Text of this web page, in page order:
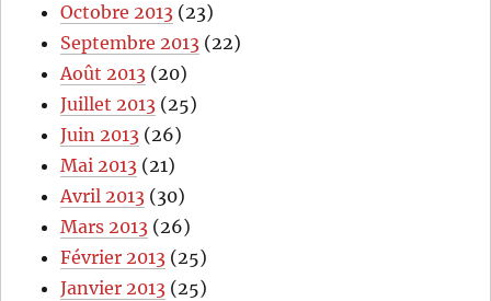
Octobre 2013 (23)
Septembre 2013 (22)
Août 2013 (20)
Juillet 2013 (25)
Juin 2013 (26)
Mai 2013 (21)
Avril 2013 (30)
Mars 2013 (26)
Février 2013 (25)
Janvier 2013 (25)